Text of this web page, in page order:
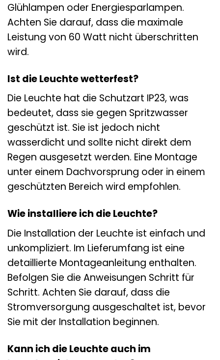
Glühlampen oder Energiesparlampen.
Achten Sie darauf, dass die maximale
Leistung von 60 Watt nicht überschritten
wird.
Ist die Leuchte wetterfest?
Die Leuchte hat die Schutzart IP23, was
bedeutet, dass sie gegen Spritzwasser
geschützt ist. Sie ist jedoch nicht
wasserdicht und sollte nicht direkt dem
Regen ausgesetzt werden. Eine Montage
unter einem Dachvorsprung oder in einem
geschützten Bereich wird empfohlen.
Wie installiere ich die Leuchte?
Die Installation der Leuchte ist einfach und
unkompliziert. Im Lieferumfang ist eine
detaillierte Montageanleitung enthalten.
Befolgen Sie die Anweisungen Schritt für
Schritt. Achten Sie darauf, dass die
Stromversorgung ausgeschaltet ist, bevor
Sie mit der Installation beginnen.
Kann ich die Leuchte auch im